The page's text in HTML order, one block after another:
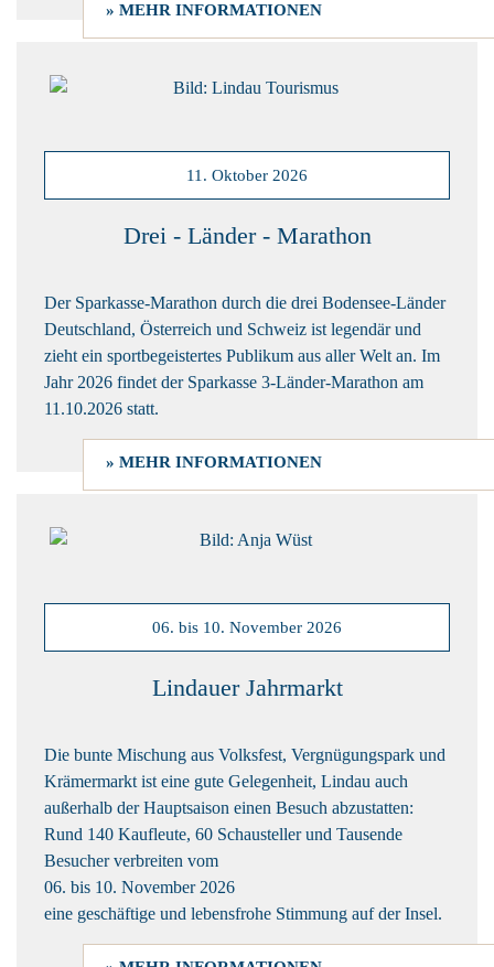
» MEHR INFORMATIONEN
11. Oktober 2026
Drei - Länder - Marathon
Der Sparkasse-Marathon durch die drei Bodensee-Länder
Deutschland, Österreich und Schweiz ist legendär und
zieht ein sportbegeistertes Publikum aus aller Welt an. Im
Jahr 2026 findet der Sparkasse 3-Länder-Marathon am
11.10.2026 statt.
» MEHR INFORMATIONEN
06. bis 10. November 2026
Lindauer Jahrmarkt
Die bunte Mischung aus Volksfest, Vergnügungspark und
Krämermarkt ist eine gute Gelegenheit, Lindau auch
außerhalb der Hauptsaison einen Besuch abzustatten:
Rund 140 Kaufleute, 60 Schausteller und Tausende
Besucher verbreiten vom
06. bis 10. November 2026
eine geschäftige und lebensfrohe Stimmung auf der Insel.